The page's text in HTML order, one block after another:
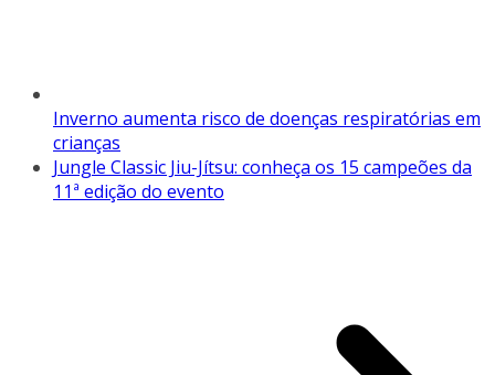
Inverno aumenta risco de doenças respiratórias em
crianças
Jungle Classic Jiu-Jítsu: conheça os 15 campeões da
11ª edição do evento